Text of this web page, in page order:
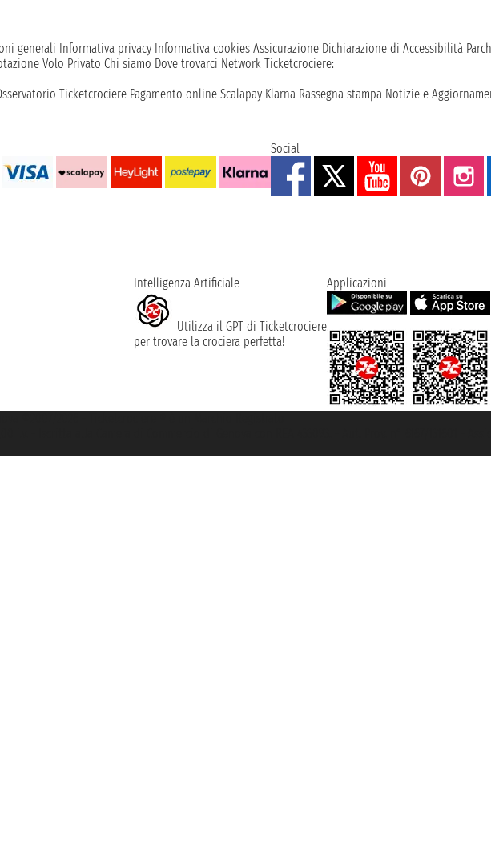
generali Informativa privacy Informativa cookies Assicurazione Dichiarazione di Accessibilità
Volo Privato Chi siamo Dove trovarci Network Ticketcrociere:
Ticketcrociere Pagamento online Scalapay Klarna Rassegna stampa Notizie e
Social
Intelligenza Artificiale
Utilizza il GPT di Ticketcrociere
per trovare la crociera perfetta!
Applicazioni